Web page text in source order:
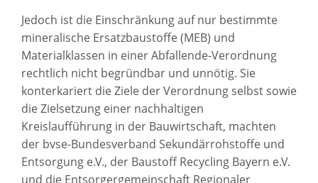
Jedoch ist die Einschränkung auf nur bestimmte
mineralische Ersatzbaustoffe (MEB) und
Materialklassen in einer Abfallende-Verordnung
rechtlich nicht begründbar und unnötig. Sie
konterkariert die Ziele der Verordnung selbst sowie
die Zielsetzung einer nachhaltigen
Kreislaufführung in der Bauwirtschaft, machten
der bvse-Bundesverband Sekundärrohstoffe und
Entsorgung e.V., der Baustoff Recycling Bayern e.V.
und die Entsorgergemeinschaft Regionaler